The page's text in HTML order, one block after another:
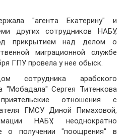
"агента Екатерину" и
других сотрудников НАБУ,
прикрытием над делом о
миграционной службе
ГПУ провела у нее обыск.
сотрудника арабского
"Мобадала" Сергея Титенкова
отношения с
ГМСУ Диной Пимаховой,
НАБУ, неоднократно
о получении "поощрения" в